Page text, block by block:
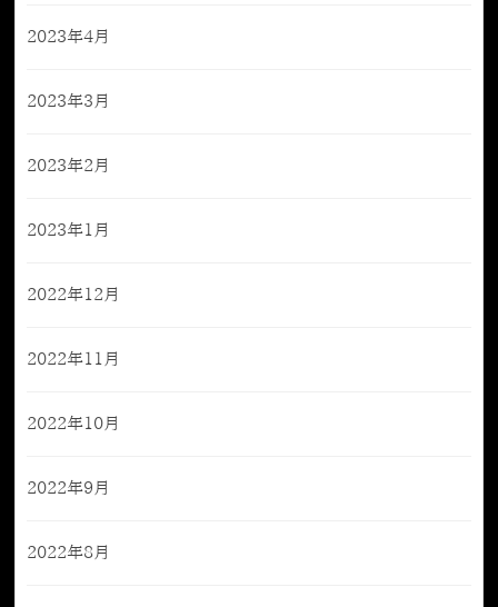
2023年4月
2023年3月
2023年2月
2023年1月
2022年12月
2022年11月
2022年10月
2022年9月
2022年8月